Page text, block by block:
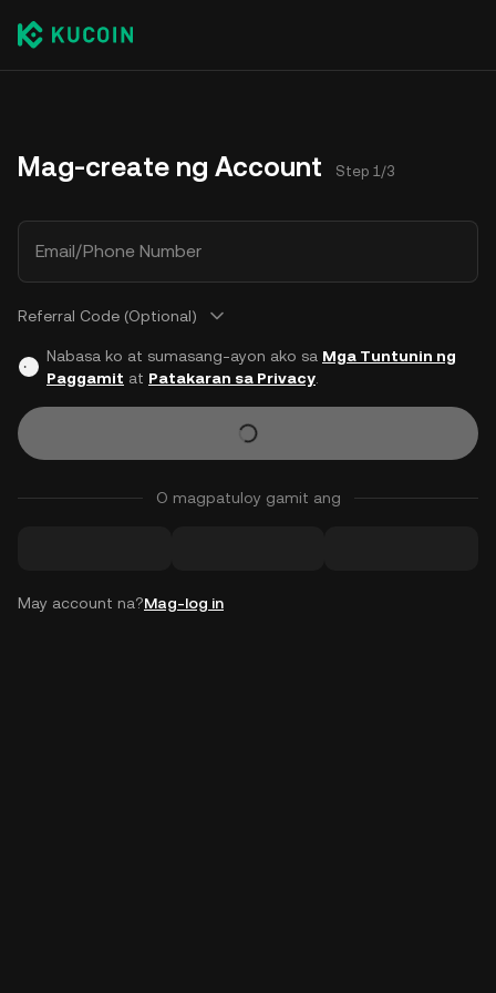
Mag-create ng Account Step 1/3
Email/Phone Number
Referral Code (Optional)
Nabasa ko at sumasang-ayon ako sa Mga Tuntunin ng
Paggamit at Patakaran sa Privacy.
O magpatuloy gamit ang
May account na?Mag-log in